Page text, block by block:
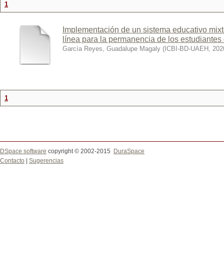
1
Implementación de un sistema educativo
línea para la permanencia de los
García Reyes, Guadalupe Magaly ( ICBI-BD-UAEH ,
1
DSpace software copyright © 2002-2015
DuraSpace
Contacto
Sugerencias